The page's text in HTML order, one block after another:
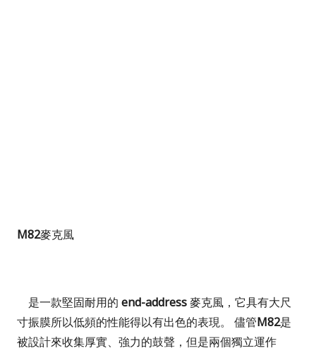
M82麥克風
是一款堅固耐用的 end-address麥克風，它具有大尺
寸振膜所以低頻的性能得以有出色的表現。 儘管M82是
被設計來收集厚實、強力的鼓聲，但是兩個獨立運作